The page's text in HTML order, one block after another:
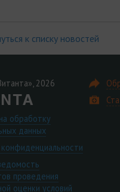
к списку новостей
2026
обработку
данных
проведения
оценки условий